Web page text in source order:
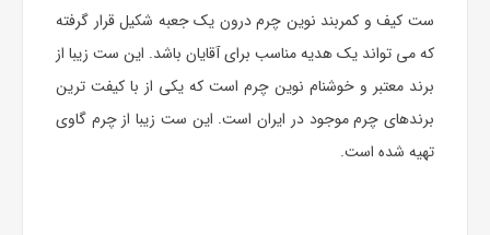
ست کیف و کمربند نوین چرم درون یک جعبه شکیل قرار گرفته
که می تواند یک هدیه مناسب برای آقایان باشد. این ست زیبا از
برند معتبر و خوشنام نوین چرم است که یکی از با کیفت ترین
برندهای چرم موجود در ایران است. این ست زیبا از چرم گاوی
تهیه شده است.